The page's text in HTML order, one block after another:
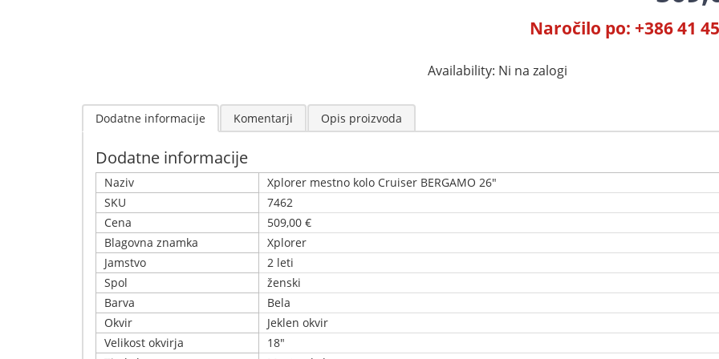
Naročilo po: +386 41
Availability: Ni na zalogi
Dodatne informacije Komentarji Opis proizvoda
Dodatne informacije
Naziv
Xplorer mestno kolo Cruiser BERGAMO 26"
SKU
7462
Cena
509,00 €
Blagovna znamka
Xplorer
Jamstvo
2 leti
Spol
ženski
Barva
Bela
Okvir
Jeklen okvir
Velikost okvirja
18"